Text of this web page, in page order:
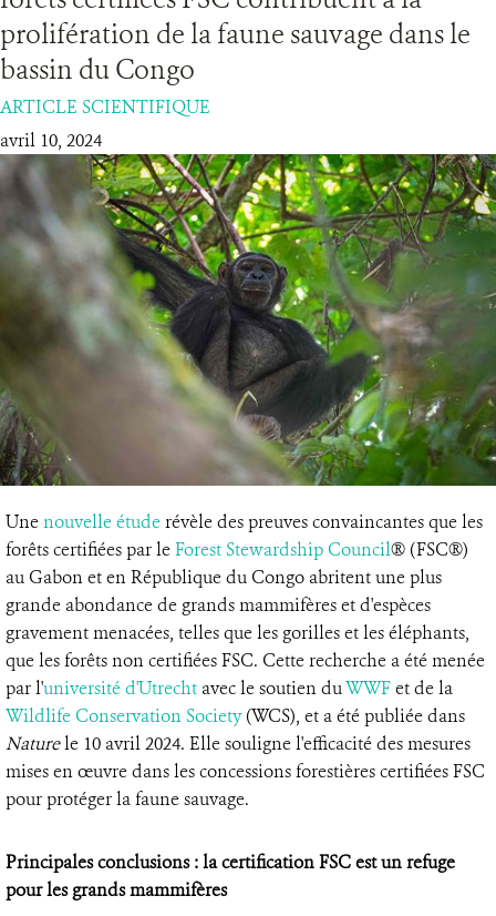
RESSOURCES
prolifération de la faune sauvage dans le
bassin du Congo
ARTICLE SCIENTIFIQUE
avril 10, 2024
Unenouvelle étuderévèle des preuves convaincantes que les
forêts certifiées par leForest Stewardship Council® (FSC®)
au Gabon et en République du Congo abritent une plus
grande abondance de grands mammifères et d'espèces
gravement menacées, telles que les gorilles et les éléphants,
que les forêts non certifiées FSC. Cette recherche a été menée
par l'université d'Utrecht avec le soutien duWWFet de la
Wildlife Conservation Society(WCS), et a été publiée dans
Naturele 10 avril 2024. Elle souligne l'efficacité des mesures
mises en œuvre dans les concessions forestières certifiées FSC
pour protéger la faune sauvage.
Principales conclusions : la certification FSC est un refuge
pour les grands mammifères